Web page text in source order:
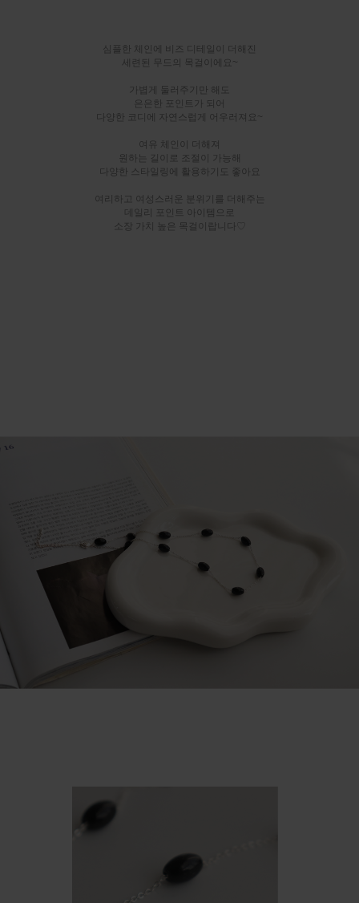
심플한 체인에 비즈 디테일이 더해진
세련된 무드의 목걸이에요~
가볍게 둘러주기만 해도
은은한 포인트가 되어
다양한 코디에 자연스럽게 어우러져요~
여유 체인이 더해져
원하는 길이로 조절이 가능해
다양한 스타일링에 활용하기도 좋아요
여리하고 여성스러운 분위기를 더해주는
데일리 포인트 아이템으로
소장 가치 높은 목걸이랍니다♡